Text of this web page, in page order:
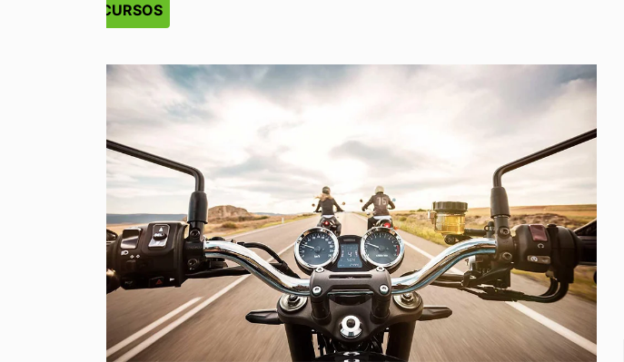
RECURSOS